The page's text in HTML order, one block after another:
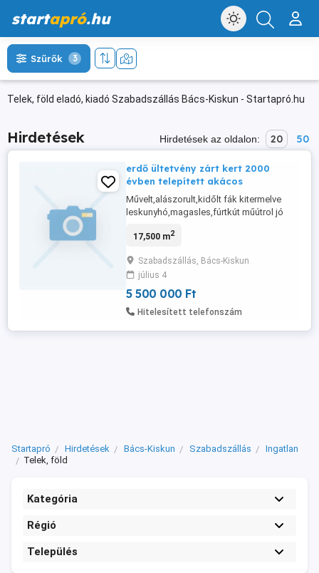
startapró.hu
Telek, föld eladó, kiadó Szabadszállás Bács-Kiskun - Startapró.hu
Szűrők 3
Hirdetések Hirdetések az oldalon: 20 50
erdő ültetvény zárt kert 2000
évben telepített akácos
Művelt,alászorult,kidőlt fák kitermelve
leskunyhó,magasles,fúrtkút műútrol jó
17,500 m2
Szabadszállás, Bács-Kiskun
július 4
5 500 000 Ft
Hitelesített telefonszám
Startapró Hirdetések Bács-Kiskun Szabadszállás
Ingatlan
Telek, föld
Kategória
Régió
Település